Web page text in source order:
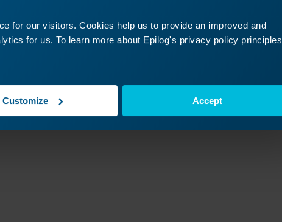
for our visitors. Cookies help us to provide an improved and
for us. To learn more about Epilog's privacy policy principles
Customize Accept